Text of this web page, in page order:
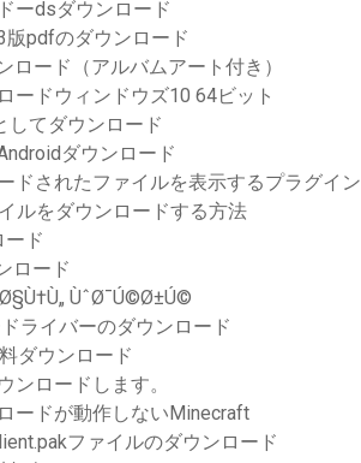
ーdsダウンロード
pdfのダウンロード
ード（アルバムアート付き）
ードウィンドウズ10 64ビット
してダウンロード
ダウンロード
ドされたファイルを表示するプラグイン
ルをダウンロードする方法
ド
ロード
ÙˆØ¯Ú©Ø±Ú©
ライバーのダウンロード
ダウンロード
ンロードします。
ードが動作しないMinecraft
ファイルのダウンロード